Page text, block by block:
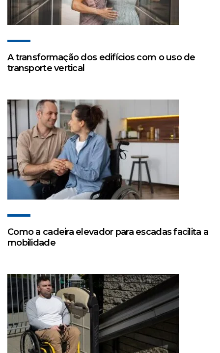
A transformação dos edifícios com o uso de
transporte vertical
Como a cadeira elevador para escadas facilita a
mobilidade